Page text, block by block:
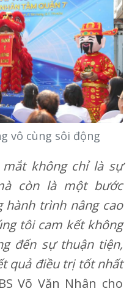
vô cùng sôi động
không chỉ là sự
còn là một bước
hành trình nâng cao
tôi cam kết không
đến sự thuận tiện,
quả điều trị tốt nhất
Võ Văn Nhân cho